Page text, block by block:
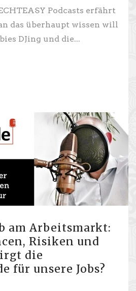
Podcasts erfährt
das überhaupt wissen will
DJing und die...
am Arbeitsmarkt:
Risiken und
die
für unsere Jobs?